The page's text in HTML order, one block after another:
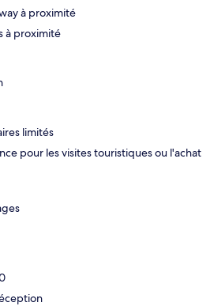
à proximité
à proximité
limités
pour les visites touristiques ou l'achat